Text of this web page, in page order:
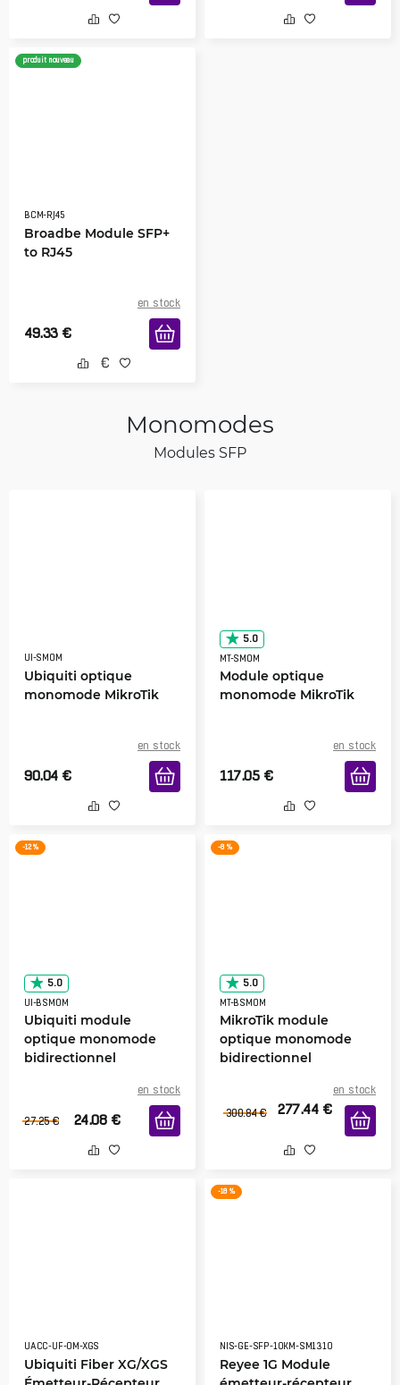
produit nouveau
BCM-RJ45
Broadbe Module SFP+
to RJ45
en stock
49.33 €
Monomodes
Modules SFP
UI-SMOM
Ubiquiti optique
monomode MikroTik
en stock
90.04 €
5.0
MT-SMOM
Module optique
monomode MikroTik
en stock
117.05 €
-12 %
5.0
UI-BSMOM
Ubiquiti module
optique monomode
bidirectionnel
en stock
27.25 € 24.08 €
-8 %
5.0
MT-BSMOM
MikroTik module
optique monomode
bidirectionnel
en stock
300.84 € 277.44 €
UACC-UF-OM-XGS
Ubiquiti Fiber XG/XGS
-18 %
NIS-GE-SFP-10KM-SM1310
Reyee 1G Module